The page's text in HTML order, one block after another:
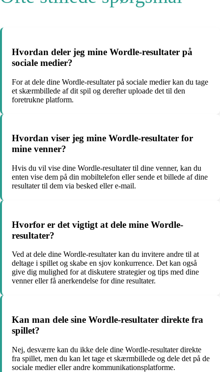
Hvordan deler jeg mine Wordle-resultater på
sociale medier?
For at dele dine Wordle-resultater på sociale medier kan du tage
et skærmbillede af dit spil og derefter uploade det til den
foretrukne platform.
Hvordan viser jeg mine Wordle-resultater for
mine venner?
Hvis du vil vise dine Wordle-resultater til dine venner, kan du
enten vise dem på din mobiltelefon eller sende et billede af dine
resultater til dem via besked eller e-mail.
Hvorfor er det vigtigt at dele mine Wordle-
resultater?
Ved at dele dine Wordle-resultater kan du invitere andre til at
deltage i spillet og skabe en sjov konkurrence. Det kan også
give dig mulighed for at diskutere strategier og tips med dine
venner eller få anerkendelse for dine resultater.
Kan man dele sine Wordle-resultater direkte fra
spillet?
Nej, desværre kan du ikke dele dine Wordle-resultater direkte
fra spillet, men du kan let tage et skærmbillede og dele det på de
sociale medier eller andre kommunikationsplatforme.